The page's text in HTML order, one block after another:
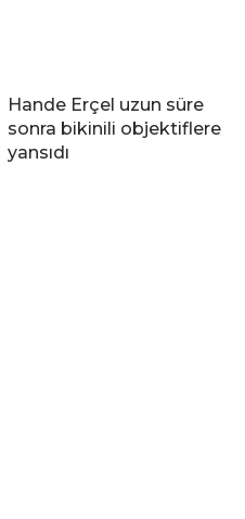
Hande Erçel uzun süre
sonra bikinili objektiflere
yansıdı